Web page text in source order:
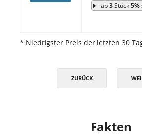
ab3Stück5%
* Niedrigster Preis der letzten 30
ZURÜCK
Fakten